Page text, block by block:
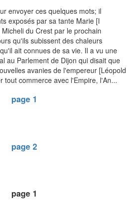
envoyer ces quelques mots; il
exposés par sa tante Marie [I
du Crest par le prochain
qu'ils subissent des chaleurs
ait connues de sa vie. Il a vu une
au Parlement de Dijon qui disait que
avanies de l'empereur [Léopold
tout commerce avec l'Empire, l'An...
page 1
page 2
page 1